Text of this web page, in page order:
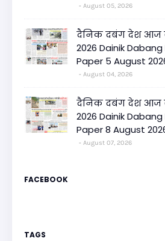
August 05, 2026
दैनिक दबंग देश आज
2026 Dainik
Paper 5 August
August 04, 2026
दैनिक दबंग देश आज
2026 Dainik
Paper 8 August
August 07, 2026
FACEBOOK
TAGS